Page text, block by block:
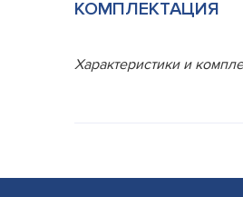
КОМПЛЕКТАЦИЯ
Характеристики и